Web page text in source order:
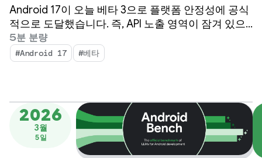
Android 17이 오늘 베타 3으로 플랫폼 안정성에 공식
적으로 도달했습니다. 즉, API 노출 영역이 잠겨 있으
며 최종 호환성 테스트를 실행하고 Android 17을 타
겟팅하는 앱을 Play 스토어에 푸시할 수 있습니다.
5분 분량
#Android 17 #베타
2026
3월
5일